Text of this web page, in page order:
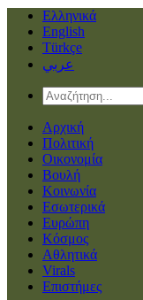
Ελληνικά
English
Türkçe
عربي
Αρχική
Πολιτική
Οικονομία
Βουλή
Κοινωνία
Εσωτερικά
Ευρώπη
Κόσμος
Αθλητικά
Virals
Επιστήμες